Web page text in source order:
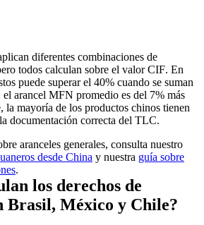
diferentes combinaciones de
todos calculan sobre el valorCIF. En
puede superar el 40% cuando se suman
arancel MFN promedio es del 7% más
mayoría de los productos chinos tienen
documentación correcta del TLC.
aranceles generales, consulta nuestro
desde China y nuestra guía sobre
.
los derechos de
Brasil, México y Chile?